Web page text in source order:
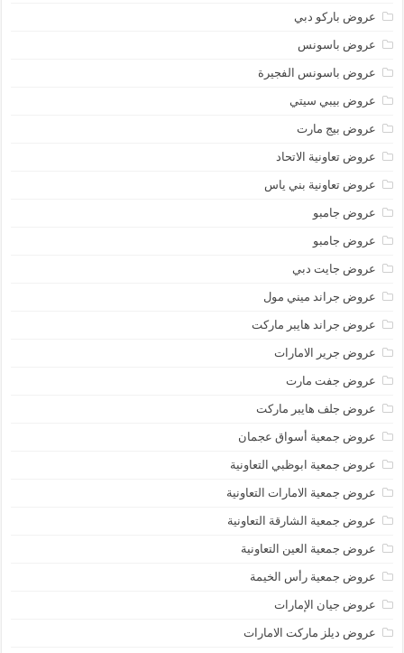
عروض باركو دبي
عروض باسونس
عروض باسونس الفجيرة
عروض بيبي سيتي
عروض بيج مارت
عروض تعاونية الاتحاد
عروض تعاونية بني ياس
عروض جامبو
عروض جامبو
عروض جايت دبي
عروض جراند ميني مول
عروض جراند هايبر ماركت
عروض جرير الامارات
عروض جفت مارت
عروض جلف هايبر ماركت
عروض جمعية أسواق عجمان
عروض جمعية ابوظبي التعاونية
عروض جمعية الامارات التعاونية
عروض جمعية الشارقة التعاونية
عروض جمعية العين التعاونية
عروض جمعية رأس الخيمة
عروض جيان الإمارات
عروض ديلز ماركت الامارات